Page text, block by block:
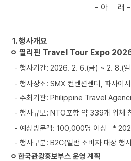
- 아 래 -
1. 행사개요
ㅇ 필리핀 Travel Tour Expo
- 행사기간: 2026. 2. 6.(금) ~ 2. 8.(
- 행사장소: SMX 컨벤션센터, 파사이
- 주최기관: Philippine Travel
- 행사규모: NTO포함 약 339개 업체
- 예상방문객: 100,000명 이상 *
- 행사구분: B2C(일반 소비자 대상 행
ㅇ 한국관광홍보부스 운영 계획